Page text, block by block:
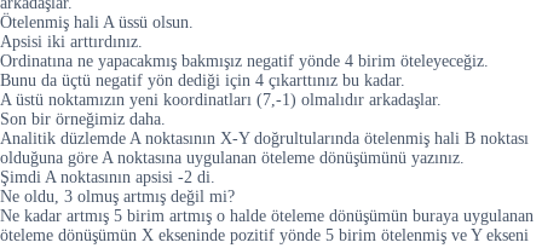
Ötelenmiş hali A üssü olsun.
Apsisi iki arttırdınız.
Ordinatına ne yapacakmış bakmışız negatif yönde 4 birim öteleyeceğiz.
Bunu da üçtü negatif yön dediği için 4 çıkarttınız bu kadar.
A üstü noktamızın yeni koordinatları (7,-1) olmalıdır arkadaşlar.
Son bir örneğimiz daha.
Analitik düzlemde A noktasının X-Y doğrultularında ötelenmiş hali B noktası
olduğuna göre A noktasına uygulanan öteleme dönüşümünü yazınız.
Şimdi A noktasının apsisi -2 di.
Ne oldu, 3 olmuş artmış değil mi?
Ne kadar artmış 5 birim artmış o halde öteleme dönüşümün buraya uygulanan
öteleme dönüşümün X ekseninde pozitif yönde 5 birim ötelenmiş ve Y ekseni